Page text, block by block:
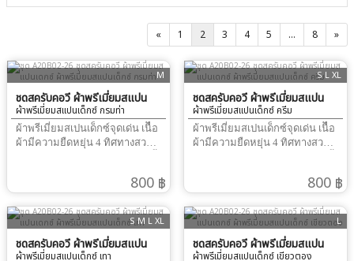
« 1 2 3 4 5 ... 8 »
M
ชุดสครับคอวี ผ้าพรีเมี่ยมสแปน
เดกซ์
ผ้าพรีเมี่ยมสแปนเด็กซ์ กรมท่า
ผ้าพรีเมี่ยมสเปนเด็กซ์จุดเด่น เนืื้อ
ผ้ามีความยืดหยุ่น 4 ทิศทางสวม
ชื่อ และ โลโก้ได้ผ้าไม่ติดขน800 ฿
S L XL
ชุดสครับคอวี ผ้าพรีเมี่ยมสแปน
เดกซ์
ผ้าพรีเมี่ยมสแปนเด็กซ์ ครีม
ผ้าพรีเมี่ยมสเปนเด็กซ์จุดเด่น เนืื้อ
ผ้ามีความยืดหยุ่น 4 ทิศทางสวม
ชื่อ และ โลโก้ได้ผ้าไม่ติดขน800 ฿
S M L XL
ชุดสครับคอวี ผ้าพรีเมี่ยมสแปน
ผ้าพรีเมี่ยมสแปนเด็กซ์ เทา
L
ชุดสครับคอวี ผ้าพรีเมี่ยมสแปน
ผ้าพรีเมี่ยมสแปนเด็กซ์ เขียวตอง